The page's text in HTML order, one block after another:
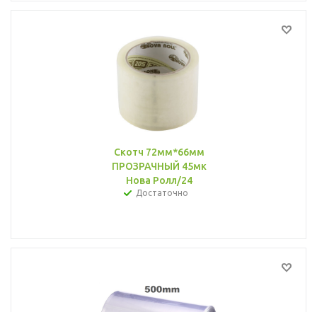
Скотч 72мм*66мм
ПРОЗРАЧНЫЙ 45мк
Нова Ролл/24
Достаточно